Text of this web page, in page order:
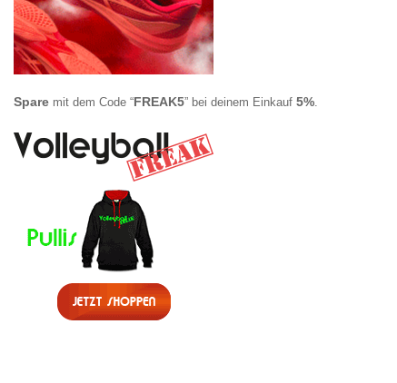
Spare mit dem Code “FREAK5” bei deinem Einkauf 5%